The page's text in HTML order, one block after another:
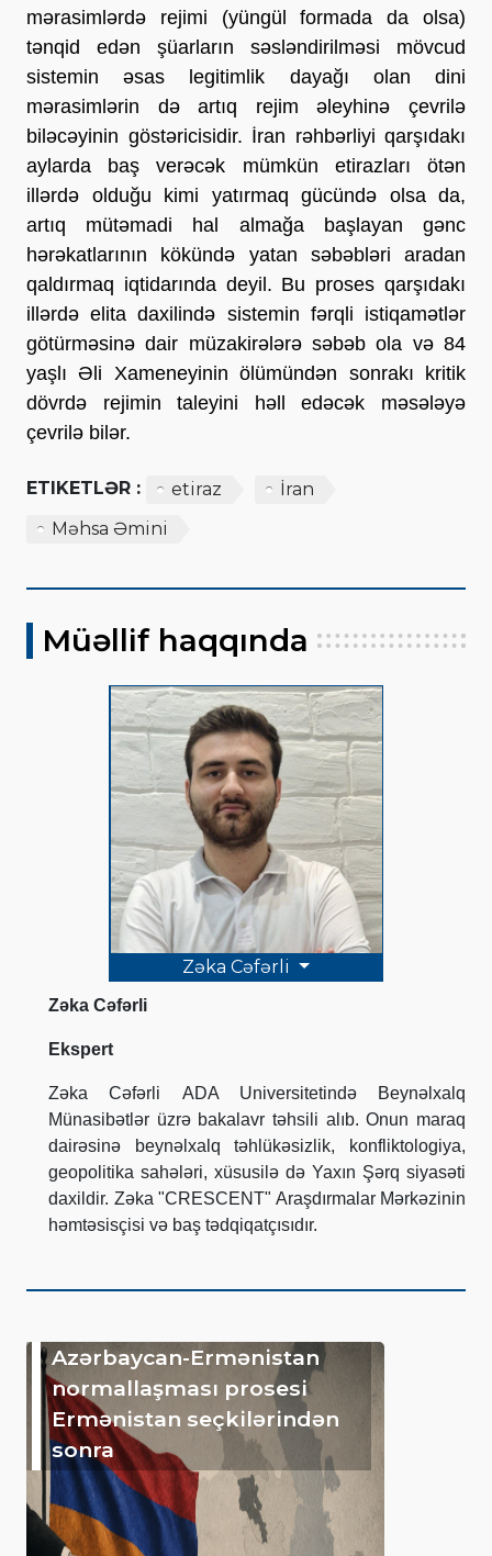
mərasimlərdə rejimi (yüngül formada da olsa)
tənqid edən şüarların səsləndirilməsi mövcud
sistemin əsas legitimlik dayağı olan dini
mərasimlərin də artıq rejim əleyhinə çevrilə
biləcəyinin göstəricisidir. İran rəhbərliyi qarşıdakı
aylarda baş verəcək mümkün etirazları ötən
illərdə olduğu kimi yatırmaq gücündə olsa da,
artıq mütəmadi hal almağa başlayan gənc
hərəkatlarının kökündə yatan səbəbləri aradan
qaldırmaq iqtidarında deyil. Bu proses qarşıdakı
illərdə elita daxilində sistemin fərqli istiqamətlər
götürməsinə dair müzakirələrə səbəb ola və 84
yaşlı Əli Xameneyinin ölümündən sonrakı kritik
dövrdə rejimin taleyini həll edəcək məsələyə
çevrilə bilər.
ETIKETLƏR : etiraz
İran
Məhsa Əmini
Müəllif haqqında
Zəka Cəfərli
Zəka Cəfərli
Ekspert
Zəka Cəfərli ADA Universitetində Beynəlxalq
Münasibətlər üzrə bakalavr təhsili alıb. Onun maraq
dairəsinə beynəlxalq təhlükəsizlik, konfliktologiya,
geopolitika sahələri, xüsusilə də Yaxın Şərq siyasəti
daxildir. Zəka "CRESCENT" Araşdırmalar Mərkəzinin
həmtəsisçisi və baş tədqiqatçısıdır.
Azərbaycan-Ermənistan
normallaşması prosesi
Ermənistan seçkilərindən
sonra